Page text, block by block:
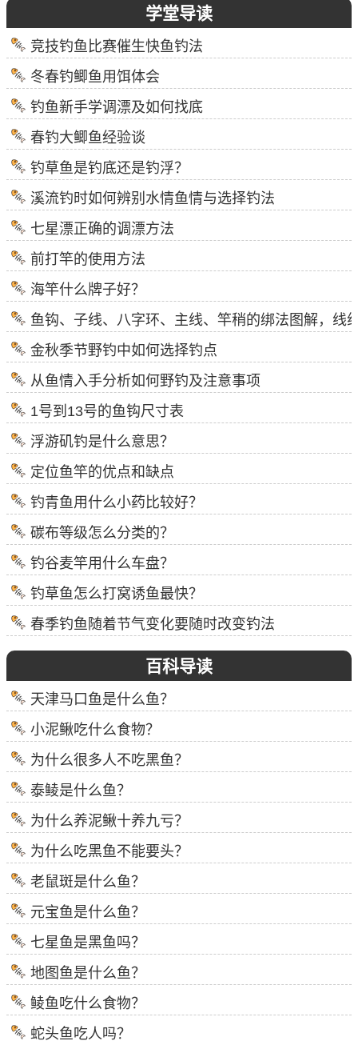
学堂导读
竞技钓鱼比赛催生快鱼钓法
冬春钓鲫鱼用饵体会
钓鱼新手学调漂及如何找底
春钓大鲫鱼经验谈
钓草鱼是钓底还是钓浮？
溪流钓时如何辨别水情鱼情与选择钓法
七星漂正确的调漂方法
前打竿的使用方法
海竿什么牌子好？
鱼钩、子线、八字环、主线、竿稍的绑法图解，线
金秋季节野钓中如何选择钓点
从鱼情入手分析如何野钓及注意事项
1号到13号的鱼钩尺寸表
浮游矶钓是什么意思？
定位鱼竿的优点和缺点
钓青鱼用什么小药比较好？
碳布等级怎么分类的？
钓谷麦竿用什么车盘？
钓草鱼怎么打窝诱鱼最快？
春季钓鱼随着节气变化要随时改变钓法
百科导读
天津马口鱼是什么鱼？
小泥鳅吃什么食物？
为什么很多人不吃黑鱼？
泰鲮是什么鱼？
为什么养泥鳅十养九亏？
为什么吃黑鱼不能要头？
老鼠斑是什么鱼？
元宝鱼是什么鱼？
七星鱼是黑鱼吗？
地图鱼是什么鱼？
鲮鱼吃什么食物？
蛇头鱼吃人吗？